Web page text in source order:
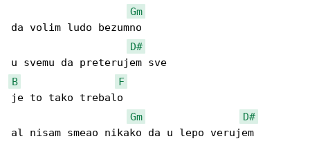
Gm
da volim ludo bezumno
D#
B
F
je to tako trebalo
Gm
D#
al nisam smeao nikako da u lepo verujem